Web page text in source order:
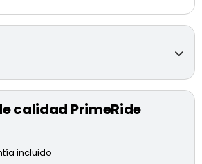
Stradale V4 de 1,103 cc y 208 CV.
calidad PrimeRide
incluido